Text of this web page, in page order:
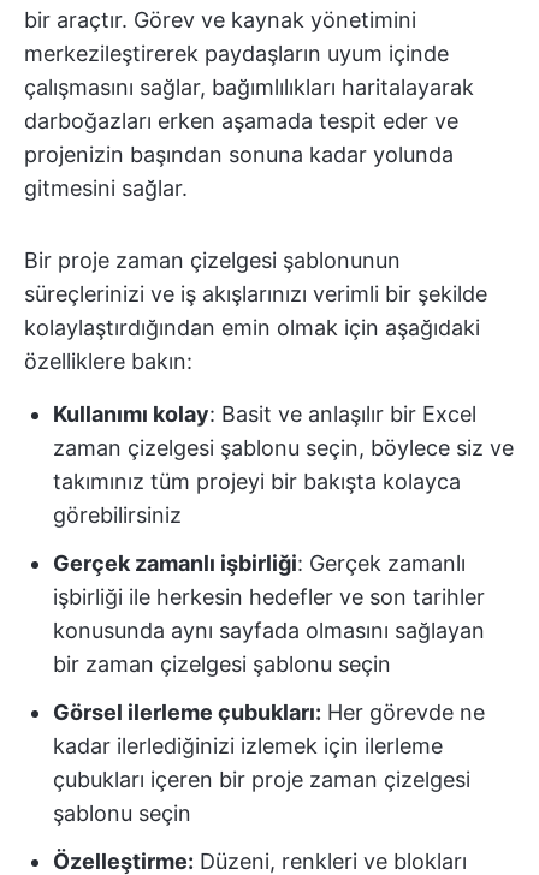
bir araçtır. Görev ve kaynak yönetimini
merkezileştirerek paydaşların uyum içinde
çalışmasını sağlar, bağımlılıkları haritalayarak
darboğazları erken aşamada tespit eder ve
projenizin başından sonuna kadar yolunda
gitmesini sağlar.
Bir proje zaman çizelgesi şablonunun
süreçlerinizi ve iş akışlarınızı verimli bir şekilde
kolaylaştırdığından emin olmak için aşağıdaki
özelliklere bakın:
Kullanımı kolay: Basit ve anlaşılır bir Excel
zaman çizelgesi şablonu seçin, böylece siz ve
takımınız tüm projeyi bir bakışta kolayca
görebilirsiniz
Gerçek zamanlı işbirliği: Gerçek zamanlı
işbirliği ile herkesin hedefler ve son tarihler
konusunda aynı sayfada olmasını sağlayan
bir zaman çizelgesi şablonu seçin
Görsel ilerleme çubukları: Her görevde ne
kadar ilerlediğinizi izlemek için ilerleme
çubukları içeren bir proje zaman çizelgesi
şablonu seçin
Özelleştirme: Düzeni, renkleri ve blokları